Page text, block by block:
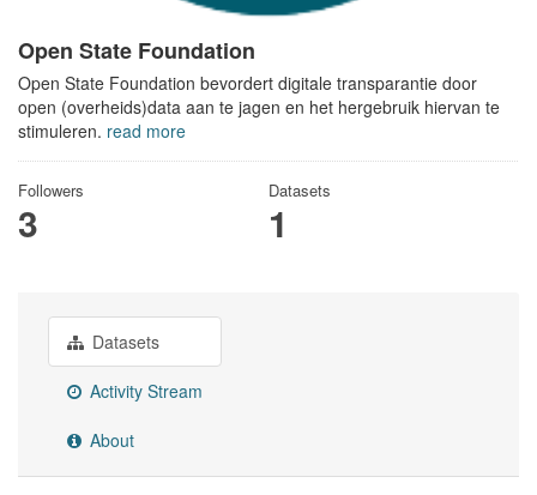
Open State Foundation
Open State Foundation bevordert digitale transparantie door
open (overheids)data aan te jagen en het hergebruik hiervan te
stimuleren. read more
Followers
3
Datasets
1
Datasets
Activity Stream
About